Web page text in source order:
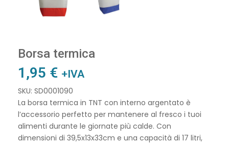
Borsa termica
1,95 € +IVA
SKU: SD0001090
La borsa termica in TNT con interno argentato è
l’accessorio perfetto per mantenere al fresco i tuoi
alimenti durante le giornate più calde. Con
dimensioni di 39,5x13x33cm e una capacità di 17 litri,